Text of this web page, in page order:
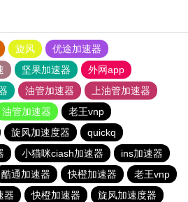
旋风
优途加速器
坚果加速器
外网app
油管加速器
上油管加速器
油管加速器
老王vnp
旋风加速度器
quickq
小猫咪ciash加速器
ins加速器
酷通加速器 快橙加速器
老王vnp
器 快橙加速器 旋风加速度器